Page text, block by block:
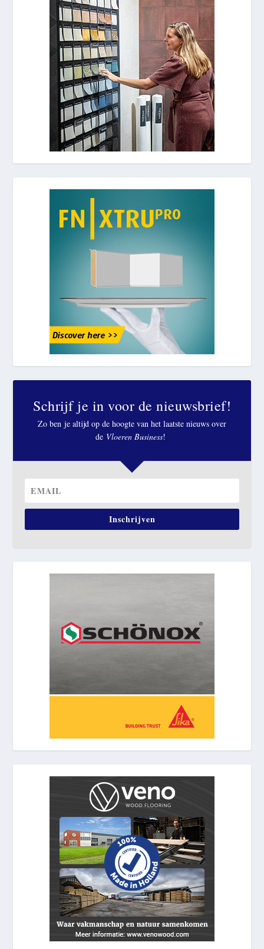
Schrijf je in voor de nieuwsbrief!
Zo ben je altijd op de hoogte van het laatste nieuws over
de Vloeren Business!
Inschrijven